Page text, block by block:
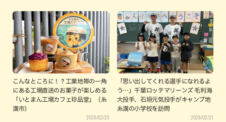
こんなところに！？工業地帯の一角
にある工場直送のお菓子が楽しめる
「いとまん工場カフェ珍品堂」（糸
満市）
2026/02/25
「思い出してくれる選手になれるよ
う…」千葉ロッテマリーンズ 毛利海
大投手、石垣元気投手がキャンプ地
糸満の小学校を訪問
2026/02/21